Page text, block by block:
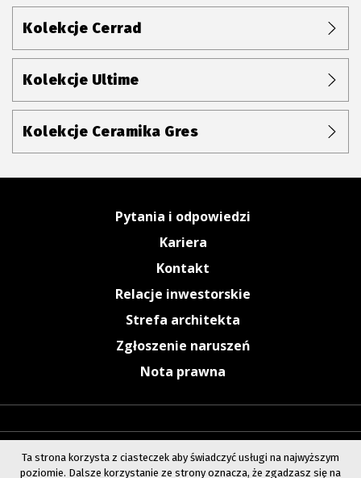
Kolekcje Cerrad
Kolekcje Ultime
Kolekcje Ceramika Gres
Pytania i odpowiedzi
Kariera
Kontakt
Relacje inwestorskie
Strefa architekta
Zgłoszenie naruszeń
Nota prawna
Ta strona korzysta z ciasteczek aby świadczyć usługi na najwyższym
poziomie. Dalsze korzystanie ze strony oznacza, że zgadzasz się na